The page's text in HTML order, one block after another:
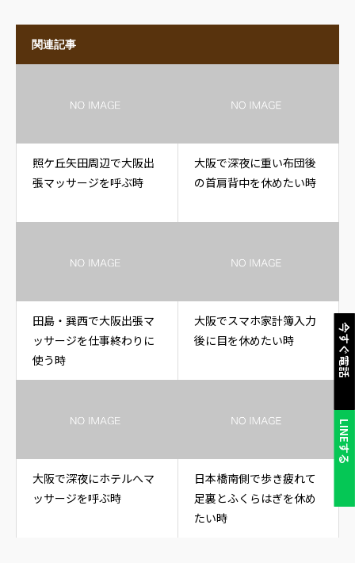
今すぐ電話
LINEする
関連記事
照ケ丘矢田周辺で大阪出
張マッサージを呼ぶ時
大阪で深夜に重い布団後
の首肩背中を休めたい時
田島・巽西で大阪出張マ
ッサージを仕事終わりに
使う時
大阪でスマホ家計簿入力
後に目を休めたい時
大阪で深夜にホテルへマ
ッサージを呼ぶ時
日本橋南側で歩き疲れて
足裏とふくらはぎを休め
たい時